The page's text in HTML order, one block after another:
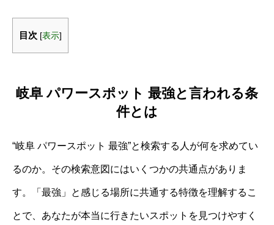
目次 [表示]
岐阜 パワースポット 最強と言われる条
件とは
“岐阜 パワースポット 最強”と検索する人が何を求めてい
るのか。その検索意図にはいくつかの共通点がありま
す。「最強」と感じる場所に共通する特徴を理解するこ
とで、あなたが本当に行きたいスポットを見つけやすく